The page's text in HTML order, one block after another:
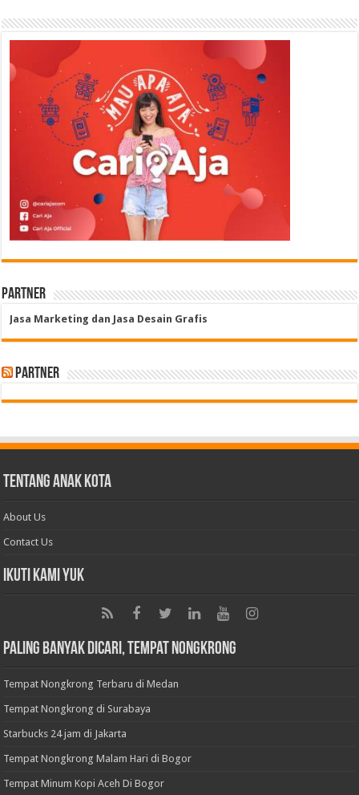
Partner
Jasa Marketing dan Jasa Desain Grafis
Partner
Tentang Anak Kota
About Us
Contact Us
Ikuti Kami Yuk
Paling Banyak Dicari, Tempat Nongkrong
Tempat Nongkrong Terbaru di Medan
Tempat Nongkrong di Surabaya
Starbucks 24 jam di Jakarta
Tempat Nongkrong Malam Hari di Bogor
Tempat Minum Kopi Aceh Di Bogor